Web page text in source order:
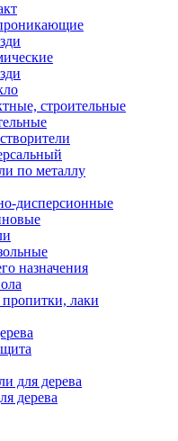
строительные
по металлу
дисперсионные
назначения
лаки
для дерева
дерева